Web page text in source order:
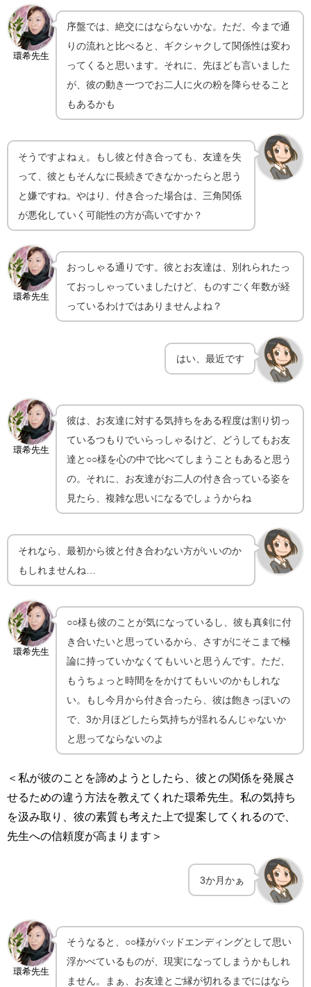
環希先生
序盤では、絶交にはならないかな。ただ、今まで通
りの流れと比べると、ギクシャクして関係性は変わ
ってくると思います。それに、先ほども言いました
が、彼の動き一つでお二人に火の粉を降らせること
もあるかも
そうですよねぇ。もし彼と付き合っても、友達を失
って、彼ともそんなに長続きできなかったらと思う
と嫌ですね。やはり、付き合った場合は、三角関係
が悪化していく可能性の方が高いですか？
環希先生
おっしゃる通りです。彼とお友達は、別れられたっ
ておっしゃっていましたけど、ものすごく年数が経
っているわけではありませんよね？
はい、最近です
環希先生
彼は、お友達に対する気持ちをある程度は割り切っ
ているつもりでいらっしゃるけど、どうしてもお友
達と○○様を心の中で比べてしまうこともあると思う
の。それに、お友達がお二人の付き合っている姿を
見たら、複雑な思いになるでしょうからね
それなら、最初から彼と付き合わない方がいいのか
もしれませんね…
環希先生
○○様も彼のことが気になっているし、彼も真剣に付
き合いたいと思っているから、さすがにそこまで極
論に持っていかなくてもいいと思うんです。ただ、
もうちょっと時間ををかけてもいいのかもしれな
い。もし今月から付き合ったら、彼は飽きっぽいの
で、3か月ほどしたら気持ちが揺れるんじゃないか
と思ってならないのよ
＜私が彼のことを諦めようとしたら、彼との関係を発展さ
せるための違う方法を教えてくれた環希先生。私の気持ち
を汲み取り、彼の素質も考えた上で提案してくれるので、
先生への信頼度が高まります＞
3か月かぁ
環希先生
そうなると、○○様がバッドエンディングとして思い
浮かべているものが、現実になってしまうかもしれ
ません。まぁ、お友達とご縁が切れるまでにはなら